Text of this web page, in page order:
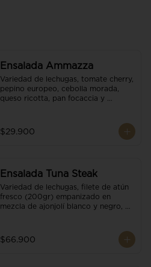
Ensalada Ammazza
Variedad de lechugas, tomate cherry,
pepino europeo, cebolla morada,
queso ricotta, pan focaccia y
$29.900
Ensalada Tuna Steak
Variedad de lechugas, filete de atún
fresco (200gr) empanizado en
mezcla de ajonjolí blanco y negro,
parmesano, puerro crocante y
reducción de balsámico.
$66.900